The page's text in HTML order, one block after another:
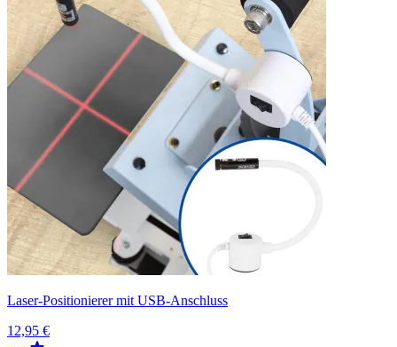
Laser-Positionierer mit USB-Anschluss
12,95 €